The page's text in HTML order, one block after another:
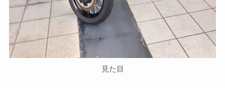
見た目